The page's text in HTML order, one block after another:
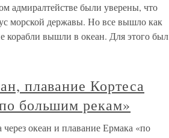
были уверены, что
морской державы. Но все вышло как
корабли вышли в океан. Для этого был
плавание Кортеса
большим рекам»
океан и плавание Ермака «по